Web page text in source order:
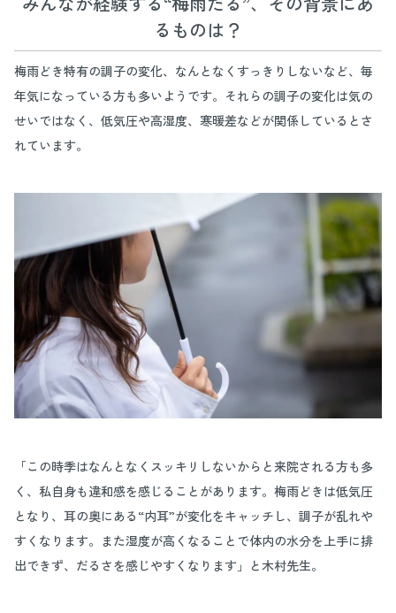
るものは？
梅雨どき特有の調子の変化、なんとなくすっきりしないなど、毎
年気になっている方も多いようです。それらの調子の変化は気の
せいではなく、低気圧や高湿度、寒暖差などが関係しているとさ
れています。
「この時季はなんとなくスッキリしないからと来院される方も多
く、私自身も違和感を感じることがあります。梅雨どきは低気圧
となり、耳の奥にある“内耳”が変化をキャッチし、調子が乱れや
すくなります。また湿度が高くなることで体内の水分を上手に排
出できず、だるさを感じやすくなります」と木村先生。